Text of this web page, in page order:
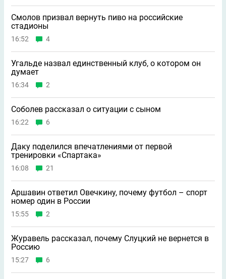
Смолов призвал вернуть пиво на российские
стадионы
16:52 4
Угальде назвал единственный клуб, о котором он
думает
16:34 2
Соболев рассказал о ситуации с сыном
16:22 6
Даку поделился впечатлениями от первой
тренировки «Спартака»
16:08 21
Аршавин ответил Овечкину, почему футбол – спорт
номер один в России
15:55 2
Журавель рассказал, почему Слуцкий не вернется в
Россию
15:27 6